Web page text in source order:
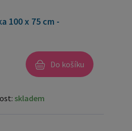
100 x 75 cm -
Do košíku
skladem